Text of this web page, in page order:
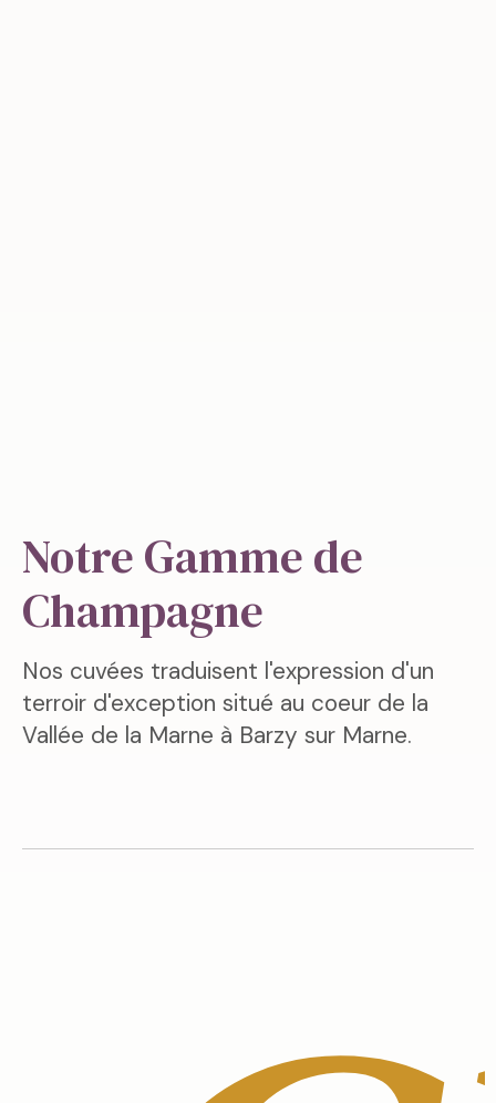
Notre Gamme de
Champagne
Nos cuvées traduisent l'expression d'un
terroir d'exception situé au coeur de la
Vallée de la Marne à Barzy sur Marne.